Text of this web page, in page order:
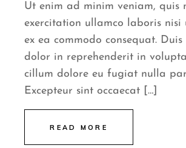
Ut enim ad minim veniam, quis
exercitation ullamco laboris
ex ea commodo consequat.
dolor in reprehenderit in
cillum dolore eu fugiat nulla
Excepteur sint occaecat […]
READ MORE